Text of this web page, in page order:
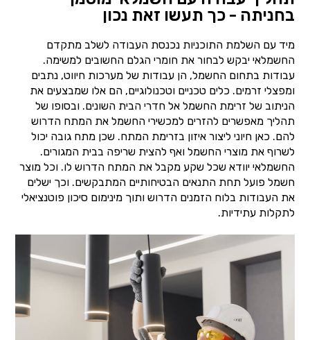
בחניתה - כך תעשו זאת נכון
מיד עם השלמת התוכניות נכנסת העבודה לשלב מתקדם
החשמלאי יבקש לבחור את חומרי הגלם החשובים למשימה.
עבודות בתחום החשמל, הן עבודות של מערכות חיווט, נתבים
ומפצלי זרמים. כלים טכניים וטכנולוגיים, הם אלו שמבצעים את
הניתוב של זרימת החשמל אל חדרי הבית השונים. ובסופו של
תהליך מאפשרים להזרים למכשירי החשמל את המתח הדרוש
להם. כאן חיוני ליצור איזון בזרימת המתח. שכן מתח גובה יכול
לשרוף את מוצרי החשמל ואף להצית שריפה בבית המגורים.
החשמלאי יוודא שכל שקע מקבל את המתח הדרוש לו. וכל מוצר
חשמל פועל תחת התנאים הבטיחותיים המתבקשים. וכך ישלים
את העבודות בלוח הזמנים הדרוש ותוך מינימום סיכון פוטנציאלי
לתקלות עתידיות.